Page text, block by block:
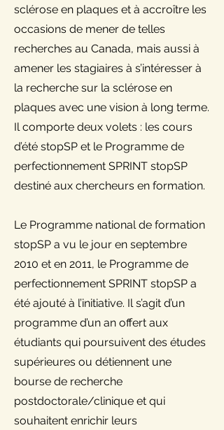
sclérose en plaques et à accroître les
occasions de mener de telles
recherches au Canada, mais aussi à
amener les stagiaires à s’intéresser à
la recherche sur la sclérose en
plaques avec une vision à long terme.
Il comporte deux volets : les cours
d’été stopSP et le Programme de
perfectionnement SPRINT stopSP
destiné aux chercheurs en formation.
Le Programme national de formation
stopSP a vu le jour en septembre
2010 et en 2011, le Programme de
perfectionnement SPRINT stopSP a
été ajouté à l’initiative. Il s’agit d’un
programme d’un an offert aux
étudiants qui poursuivent des études
supérieures ou détiennent une
bourse de recherche
postdoctorale/clinique et qui
souhaitent enrichir leurs